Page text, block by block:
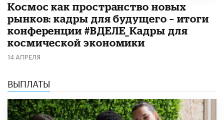
Космос как пространство новых
рынков: кадры для будущего – итоги
конференции #ВДЕЛЕ_Кадры для
космической экономики
14 АПРЕЛЯ
ВЫПЛАТЫ